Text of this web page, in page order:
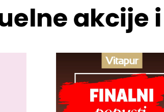
akcije